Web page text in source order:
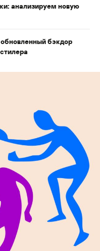
анализируем новую
бэкдор